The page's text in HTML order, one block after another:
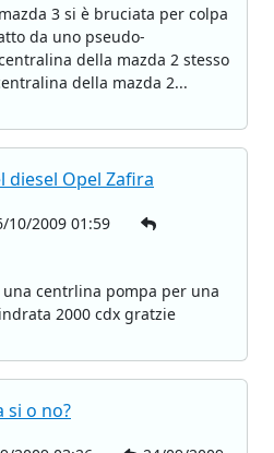
3 si è bruciata per colpa
da uno pseudo-
della mazda 2 stesso
della mazda 2...
Opel Zafira
10/2009 01:59
centrlina pompa per una
2000 cdx gratzie
si o no?